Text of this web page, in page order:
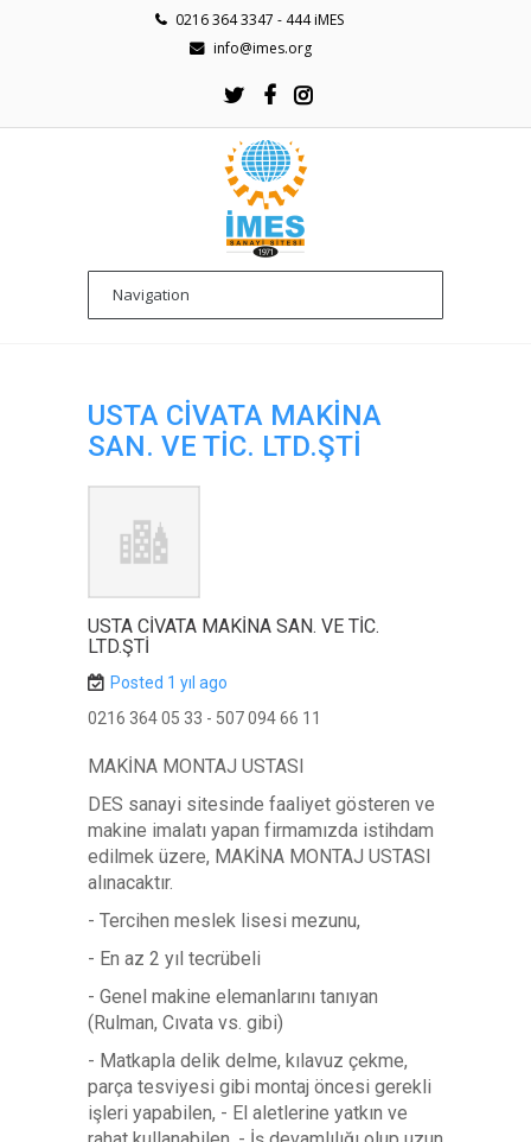
0216 364 3347 - 444 iMES
info@imes.org
USTA CİVATA MAKİNA
SAN. VE TİC. LTD.ŞTİ
USTA CİVATA MAKİNA SAN. VE TİC.
LTD.ŞTİ
Posted 1 yıl ago
0216 364 05 33 - 507 094 66 11
MAKİNA MONTAJ USTASI
DES sanayi sitesinde faaliyet gösteren ve
makine imalatı yapan firmamızda istihdam
edilmek üzere, MAKİNA MONTAJ USTASI
alınacaktır.
- Tercihen meslek lisesi mezunu,
- En az 2 yıl tecrübeli
- Genel makine elemanlarını tanıyan
(Rulman, Cıvata vs. gibi)
- Matkapla delik delme, kılavuz çekme,
parça tesviyesi gibi montaj öncesi gerekli
işleri yapabilen, - El aletlerine yatkın ve